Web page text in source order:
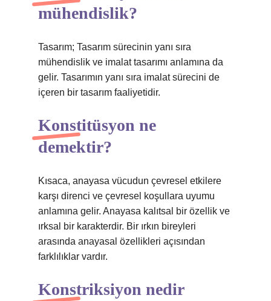
mühendislik?
Tasarım; Tasarım sürecinin yanı sıra
mühendislik ve imalat tasarımı anlamına da
gelir. Tasarımın yanı sıra imalat sürecini de
içeren bir tasarım faaliyetidir.
Konstitüsyon ne
demektir?
Kısaca, anayasa vücudun çevresel etkilere
karşı direnci ve çevresel koşullara uyumu
anlamına gelir. Anayasa kalıtsal bir özellik ve
ırksal bir karakterdir. Bir ırkın bireyleri
arasında anayasal özellikleri açısından
farklılıklar vardır.
Konstriksiyon nedir